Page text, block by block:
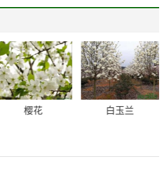
樱花 白玉兰